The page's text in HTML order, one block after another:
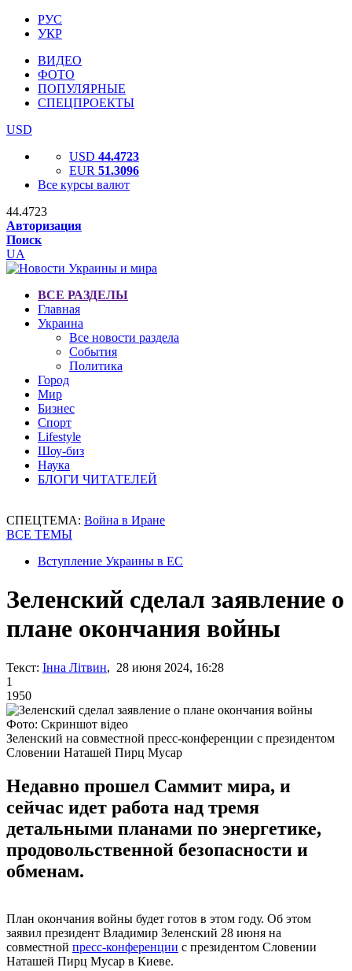
РУС
УКР
ВИДЕО
ФОТО
ПОПУЛЯРНЫЕ
СПЕЦПРОЕКТЫ
USD
USD 44.4723
EUR 51.3096
Все курсы валют
44.4723
Авторизация
Поиск
UA
ВСЕ РАЗДЕЛЫ
Главная
Украина
Все новости раздела
События
Политика
Город
Мир
Бизнес
Спорт
Lifestyle
Шоу-биз
Наука
БЛОГИ ЧИТАТЕЛЕЙ
СПЕЦТЕМА: Война в Иране
ВСЕ ТЕМЫ
Вступление Украины в ЕС
Зеленский сделал заявление о
плане окончания войны
Текст: Інна Літвин, 28 июня 2024, 16:28
1
1950
Фото: Скриншот відео
Зеленский на совместной пресс-конференции с президентом
Словении Наташей Пирц Мусар
Недавно прошел Саммит мира, и
сейчас идет работа над тремя
детальными планами по энергетике,
продовольственной безопасности и
обменам.
План окончания войны будет готов в этом году. Об этом
заявил президент Владимир Зеленский 28 июня на
совместной пресс-конференции с президентом Словении
Наташей Пирц Мусар в Киеве.